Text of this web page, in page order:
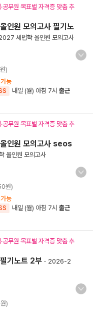
공무원 목표별 자격증 맞춤 추
원 모의고사 필기노
세법학 올인원 모의고사
)
능
내일 (월) 아침 7시 출근
공무원 목표별 자격증 맞춤 추
인원 모의고사 seos
올인원 모의고사
원)
능
내일 (월) 아침 7시 출근
공무원 목표별 자격증 맞춤 추
기노트 2부 - 2026-2
)